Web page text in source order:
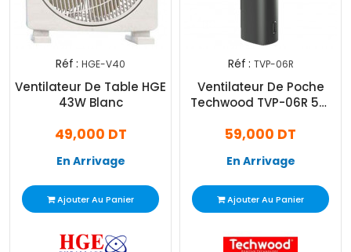
Réf : HGE-V40
Ventilateur De Table HGE
43W Blanc
49,000 DT
En Arrivage
Ajouter Au Panier
Réf : TVP-06R
Ventilateur De Poche
Techwood TVP-06R 5W
59,000 DT
En Arrivage
Ajouter Au Panier